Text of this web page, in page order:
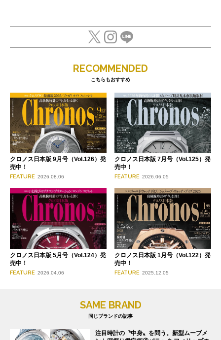
RECOMMENDED
こちらもおすすめ
クロノス日本版 9月号（Vol.126）発
売中！
FEATURE 2026.08.06
クロノス日本版 7月号（Vol.125）発
売中！
FEATURE 2026.06.05
クロノス日本版 5月号（Vol.124）発
売中！
FEATURE 2026.04.06
クロノス日本版 1月号（Vol.122）発
売中！
FEATURE 2025.12.05
SAME BRAND
同じブランドの記事
注目時計の〝中身〟を問う。新型ムーブメ